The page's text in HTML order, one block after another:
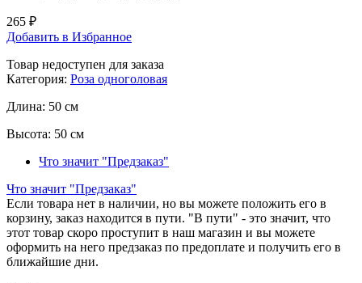
265 ₽
Добавить в Избранное
Товар недоступен для заказа
Категория: Роза одноголовая
Длина: 50 см
Высота: 50 см
Что значит "Предзаказ"
Что значит "Предзаказ"
Если товара нет в наличии, но вы можете положить его в
корзину, заказ находится в пути. "В пути" - это значит, что
этот товар скоро проступит в наш магазин и вы можете
оформить на него предзаказ по предоплате и получить его в
ближайшие дни.